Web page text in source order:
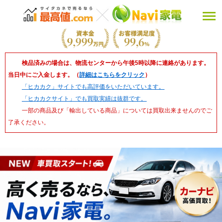
検品済みの場合は、物流センターから午後5時以降に連絡があります。
当日中にご入金します。（詳細はこちらをクリック ）
「ヒカカク」サイトでも高評価をいただいています。
「ヒカカクサイト」でも買取実績は抜群です。
一部の商品及び「輸出している商品」については買取出来ませんのでご
了承ください。